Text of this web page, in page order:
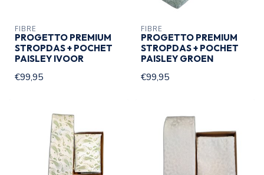
FIBRE
PROGETTO PREMIUM
STROPDAS + POCHET
PAISLEY IVOOR
€99,95
FIBRE
PROGETTO PREMIUM
STROPDAS + POCHET
PAISLEY GROEN
€99,95